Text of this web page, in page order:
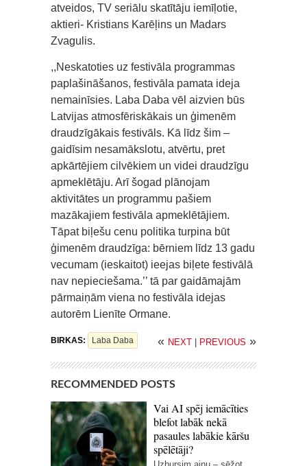
atveidos, TV seriālu skatītāju iemīļotie,
aktieri- Kristians Karēļins un Madars
Zvagulis.
,,Neskatoties uz festivāla programmas
paplašināšanos, festivāla pamata ideja
nemainīsies. Laba Daba vēl aizvien būs
Latvijas atmosfēriskākais un ģimenēm
draudzīgākais festivāls. Kā līdz šim –
gaidīsim nesamākslotu, atvērtu, pret
apkārtējiem cilvēkiem un videi draudzīgu
apmeklētāju. Arī šogad plānojam
aktivitātes un programmu pašiem
mazākajiem festivāla apmeklētājiem.
Tāpat biļešu cenu politika turpina būt
ģimenēm draudzīga: bērniem līdz 13 gadu
vecumam (ieskaitot) ieejas biļete festivālā
nav nepieciešama.’’ tā par gaidāmajām
pārmaiņām viena no festivāla idejas
autorēm Lienīte Ormane.
BIRKAS: Laba Daba « NEXT PREVIOUS »
RECOMMENDED POSTS
Vai AI spēj iemācīties
blefot labāk nekā
pasaules labākie kāršu
spēlētāji?